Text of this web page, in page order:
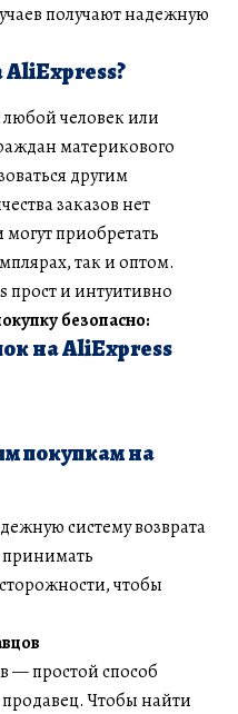
получают надежную
AliExpress?
человек или
материкового
другим
заказов нет
приобретать
так и оптом.
прост и интуитивно
безопасно:
на AliExpress
покупкам на
систему возврата
принимать
чтобы
— простой способ
Чтобы найти